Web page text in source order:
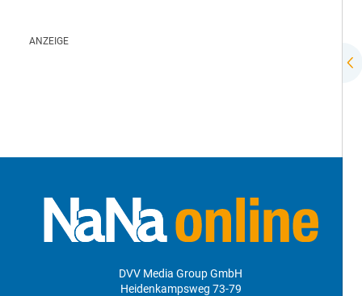
DVV Media Group GmbH
Heidenkampsweg 73-79